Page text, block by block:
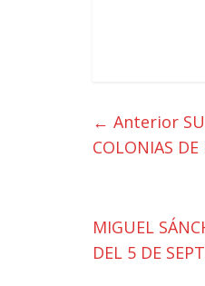
← Anterior
COLONIAS DE
MIGUEL
DEL 5 DE